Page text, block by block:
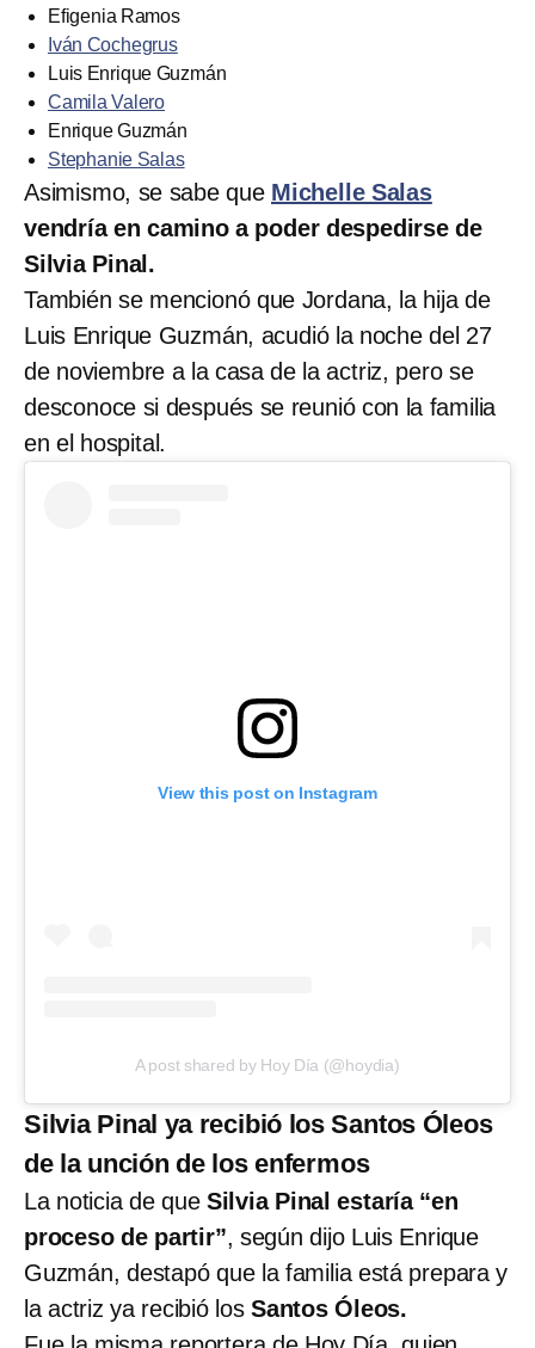
Efigenia Ramos
Iván Cochegrus
Luis Enrique Guzmán
Camila Valero
Enrique Guzmán
Stephanie Salas
Asimismo, se sabe que Michelle Salas
vendría en camino a poder despedirse de
Silvia Pinal.
También se mencionó que Jordana, la hija de
Luis Enrique Guzmán, acudió la noche del 27
de noviembre a la casa de la actriz, pero se
desconoce si después se reunió con la familia
en el hospital.
View this post on Instagram
A post shared by Hoy Día (@hoydia)
Silvia Pinal ya recibió los Santos Óleos
de la unción de los enfermos
La noticia de que Silvia Pinal estaría “en
proceso de partir”, según dijo Luis Enrique
Guzmán, destapó que la familia está prepara y
la actriz ya recibió losSantos Óleos.